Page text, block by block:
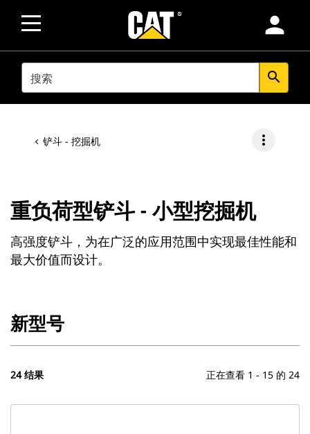
person
SEARCH search
铲斗 - 挖掘机 more_vert
重负荷型铲斗 - 小型挖掘机
高强度铲斗，为在广泛的应用范围中实现最佳性能和
最大价值而设计。
新型号
24 结果 正在查看 1 - 15 的 24